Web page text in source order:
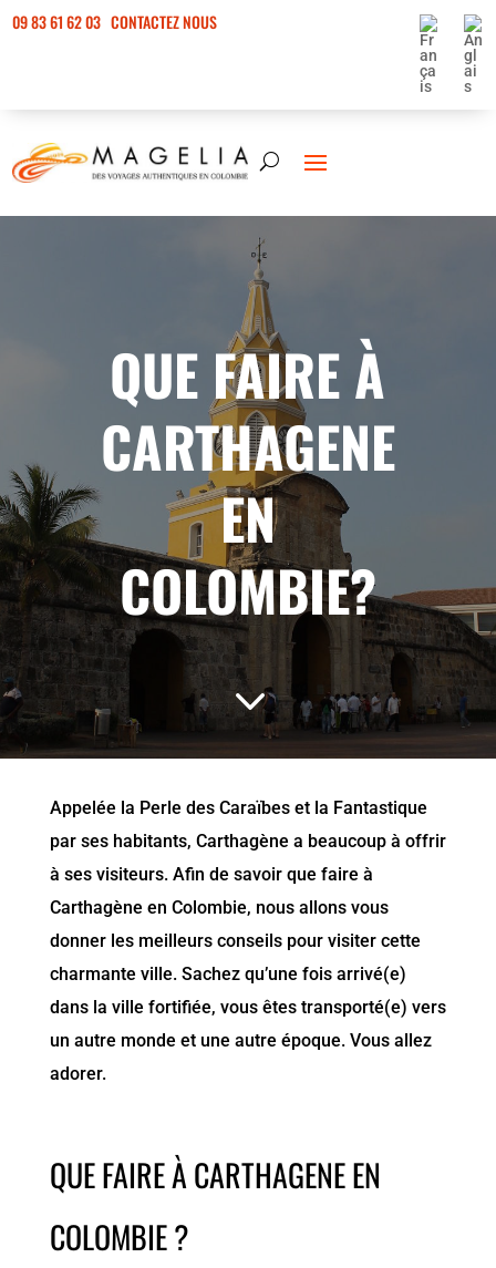
09 83 61 62 03 CONTACTEZ NOUS
QUE FAIRE À
CARTHAGENE
EN
COLOMBIE?
3
Appelée la Perle des Caraïbes et la Fantastique
par ses habitants, Carthagène a beaucoup à offrir
à ses visiteurs. Afin de savoir que faire à
Carthagène en Colombie, nous allons vous
donner les meilleurs conseils pour visiter cette
charmante ville. Sachez qu’une fois arrivé(e)
dans la ville fortifiée, vous êtes transporté(e) vers
un autre monde et une autre époque. Vous allez
adorer.
QUE FAIRE À CARTHAGENE EN
COLOMBIE ?